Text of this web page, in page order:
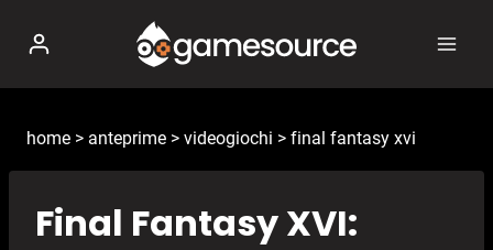
contenuto
home > anteprime > videogiochi > final fantasy xvi
Final Fantasy XVI: